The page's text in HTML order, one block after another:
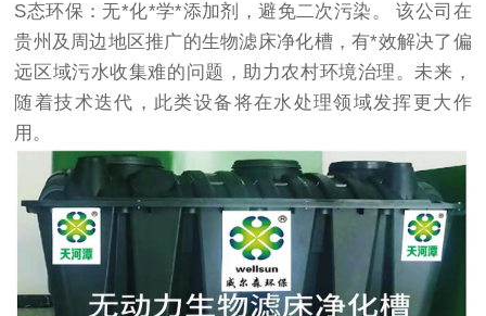
S态环保：无*化*学*添加剂，避免二次污染。 该公司在
贵州及周边地区推广的生物滤床净化槽，有*效解决了偏
远区域污水收集难的问题，助力农村环境治理。未来，
随着技术迭代，此类设备将在水处理领域发挥更大作
用。